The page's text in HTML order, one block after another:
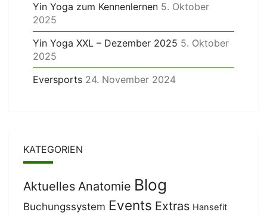
Yin Yoga zum Kennenlernen 5. Oktober
2025
Yin Yoga XXL – Dezember 2025 5. Oktober
2025
Eversports 24. November 2024
KATEGORIEN
Aktuelles Anatomie Blog
Buchungssystem Events Extras Hansefit